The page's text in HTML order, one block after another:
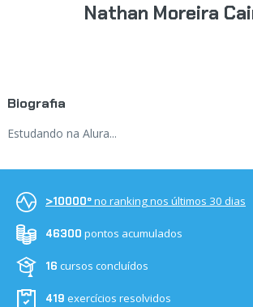
Nathan Moreira
Biografia
Estudando na Alura...
>10000ºno ranking nos últimos 30 dias
46300 pontos acumulados
16 cursos concluídos
419 exercícios resolvidos